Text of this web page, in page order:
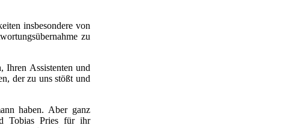
insbesondere von
zu
Ihren Assistenten und
der zu uns stößt und
haben. Aber ganz
Tobias Pries für ihr